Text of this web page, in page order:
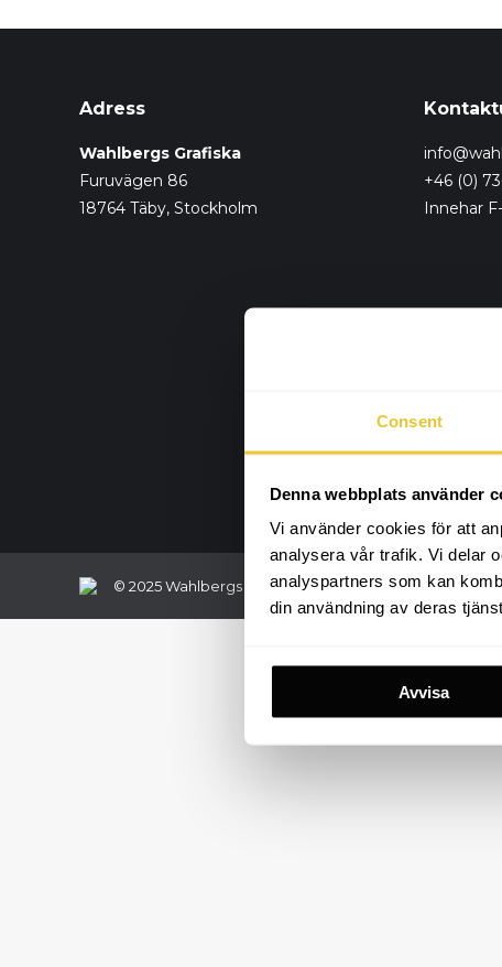
Consent
Denna webbplats använder
Vi använder cookies för att
analysera vår trafik. Vi delar
analyspartners som kan
din användning av deras
Avvisa
Adress
Wahlbergs Grafiska
Furuvägen 86
18764 Täby, Stockholm
+46 (0)
Innehar
© 2025 Wahlbergs Grafiska | Grafisk Designbyrå i